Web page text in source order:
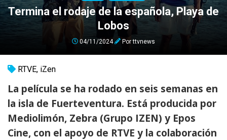
Termina el rodaje de la española, Playa de
Lobos
04/11/2024 Porttvnews
RTVE, iZen
La película se ha rodado en seis semanas en
la isla de Fuerteventura. Está producida por
Mediolimón, Zebra (Grupo IZEN) y Epos
Cine, con el apoyo de RTVE y la colaboración